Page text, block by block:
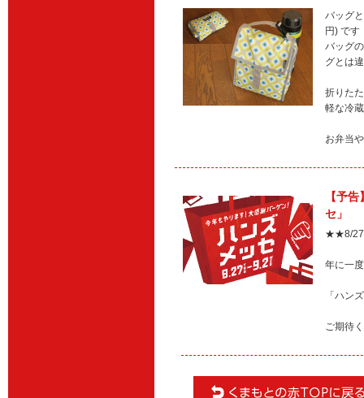
バッグ
円) です
バッグ
グとは
折りた
軽な冷
お弁当
【予
セ」
★★8/27
年に一
「ハン
ご期待